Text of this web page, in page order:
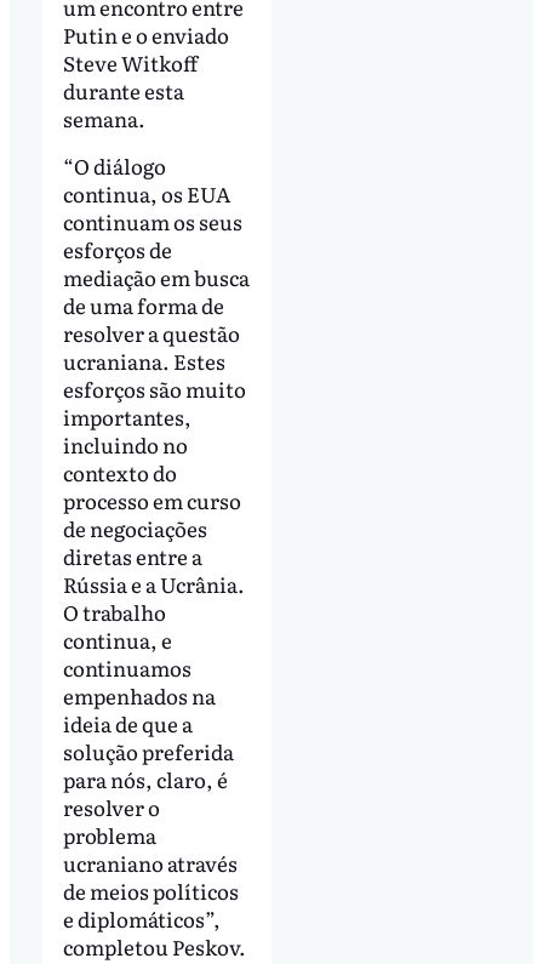
um encontro entre
Putin e o enviado
Steve Witkoff
durante esta
semana.
“O diálogo
continua, os EUA
continuam os seus
esforços de
mediação em busca
de uma forma de
resolver a questão
ucraniana. Estes
esforços são muito
importantes,
incluindo no
contexto do
processo em curso
de negociações
diretas entre a
Rússia e a Ucrânia.
O trabalho
continua, e
continuamos
empenhados na
ideia de que a
solução preferida
para nós, claro, é
resolver o
problema
ucraniano através
de meios políticos
e diplomáticos”,
completou Peskov.